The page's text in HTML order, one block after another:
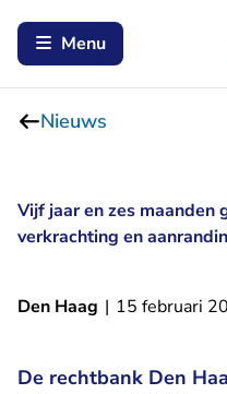
Menu
Nieuws
Vijf jaar en zes maanden
verkrachting en
Den Haag | 15 februari
De rechtbank Den